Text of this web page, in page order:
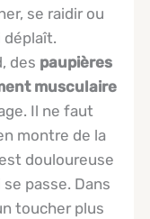
se raidir ou
des paupières
musculaire
Il ne faut
montre de la
douloureuse
passe. Dans
toucher plus